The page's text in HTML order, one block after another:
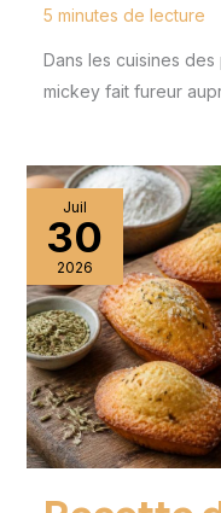
5 minutes de lecture
Dans les cuisines
mickey fait fureur
Juil
30
2026